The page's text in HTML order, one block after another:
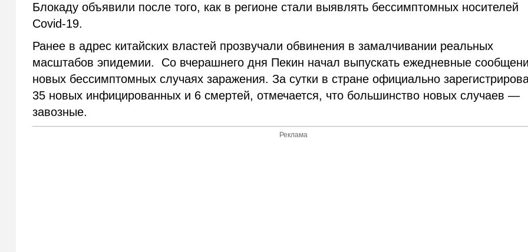
Блокаду объявили после того, как в регионе стали выявлять бессимптомных носителей
Covid-19.
Ранее в адрес китайских властей прозвучали обвинения в замалчивании реальных
масштабов эпидемии. Со вчерашнего дня Пекин начал выпускать ежедневные
новых бессимптомных случаях заражения. За сутки в стране официально
35 новых инфицированных и 6 смертей, отмечается, что большинство новых случаев —
завозные.
Реклама